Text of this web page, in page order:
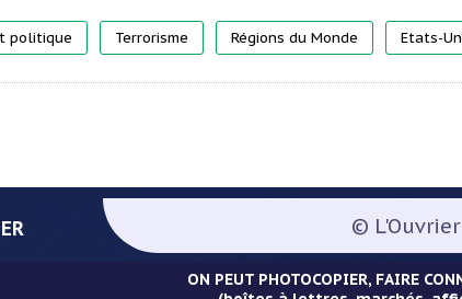
politique Terrorisme Régions du Monde Etats-
©
ON PEUT PHOTOCOPIER, FAIRE